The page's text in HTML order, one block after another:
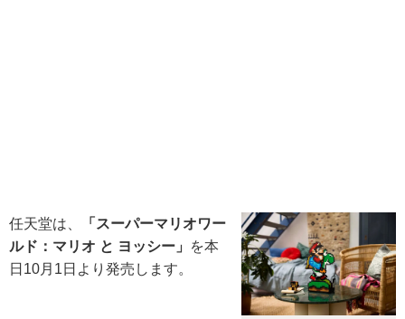
任天堂は、
「スーパーマリオワー
ルド：マリオ と ヨッシー」
を本
日10月1日より発売します。